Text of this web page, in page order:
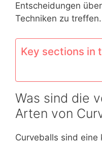
Entscheidungen
Techniken zu treffen.
Key sections in
Was sind die
Arten von
Curveballs sind